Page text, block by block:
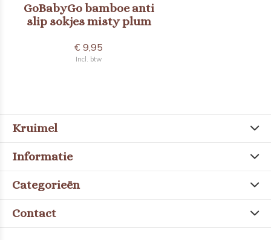
GoBabyGo bamboe anti
slip sokjes misty plum
€ 9,95
Incl. btw
Kruimel
Informatie
Categorieën
Contact